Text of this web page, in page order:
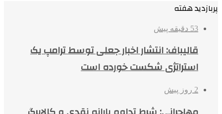
پربازدید هفته
53 دقیقه پیش
قالیباف: انتشار اخبار جعلی توسط ترامپ یک
استراتژی شکست خورده است
2 روز پیش